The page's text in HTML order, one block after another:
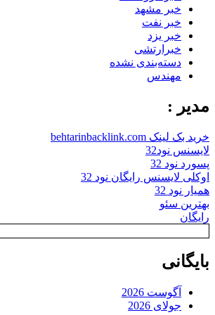
خبر مشهد
خبر نفت
خبر یزد
خبرارتشی
دسته‌بندی نشده
مهندس
مدیر :
خرید بک لینک behtarinbacklink.com
لایسنس نود32
پسورد نود 32
اوکلی لایسنس رایگان نود 32
همیار نود 32
بهترین سئو
رایگان
بایگانی
آگوست 2026
جولای 2026